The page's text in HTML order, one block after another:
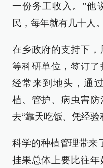
一份务工收入。”他
民，每年就有几十人。
在乡政府的支持下
等科研单位，签订了
经常来到地头，通
植、管护、病虫害
去“靠天吃饭、凭经验
科学的种植管理带来
挂果总体上要比往年